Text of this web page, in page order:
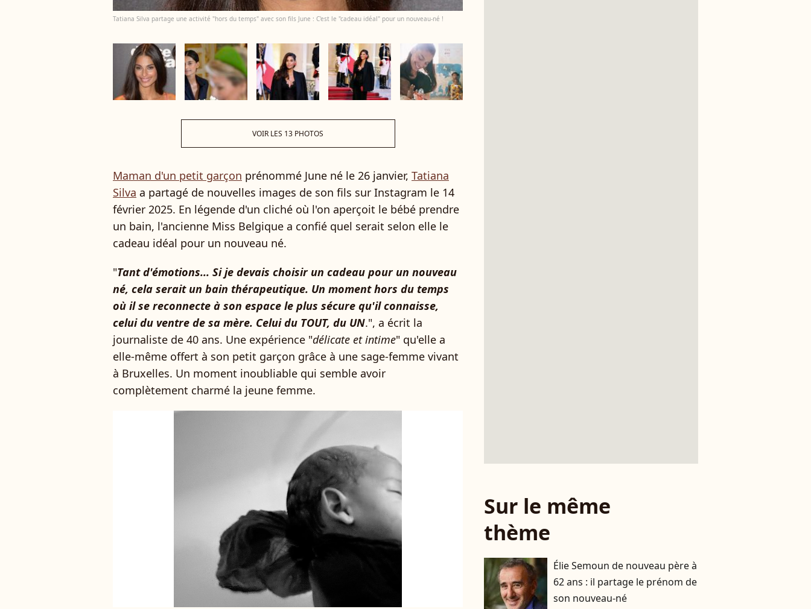
Tatiana Silva partage une activité "hors du temps" avec son fils June : C'est le "cadeau idéal" pour un nouveau-né !
VOIR LES 13 PHOTOS
Maman d'un petit garçon prénommé June né le 26 janvier, Tatiana
Silva a partagé de nouvelles images de son fils sur Instagram le 14
février 2025. En légende d'un cliché où l'on aperçoit le bébé prendre
un bain, l'ancienne Miss Belgique a confié quel serait selon elle le
cadeau idéal pour un nouveau né.
"Tant d'émotions... Si je devais choisir un cadeau pour un nouveau
né, cela serait un bain thérapeutique. Un moment hors du temps
où il se reconnecte à son espace le plus sécure qu'il connaisse,
celui du ventre de sa mère. Celui du TOUT, du UN.", a écrit la
journaliste de 40 ans. Une expérience "délicate et intime" qu'elle a
elle-même offert à son petit garçon grâce à une sage-femme vivant
à Bruxelles. Un moment inoubliable qui semble avoir
complètement charmé la jeune femme.
Sur le même
thème
Élie Semoun de nouveau père à
62 ans : il partage le prénom de
son nouveau-né